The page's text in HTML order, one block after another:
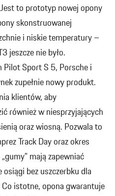
to prototyp nowej opony
skonstruowanej
i niskie temperatury –
jeszcze nie było.
Sport S 5, Porsche i
zupełnie nowy produkt.
klientów, aby
również w niesprzyjających
oraz wiosną. Pozwala to
Track Day oraz okres
mają zapewniać
bez uszczerbku dla
istotne, opona gwarantuje